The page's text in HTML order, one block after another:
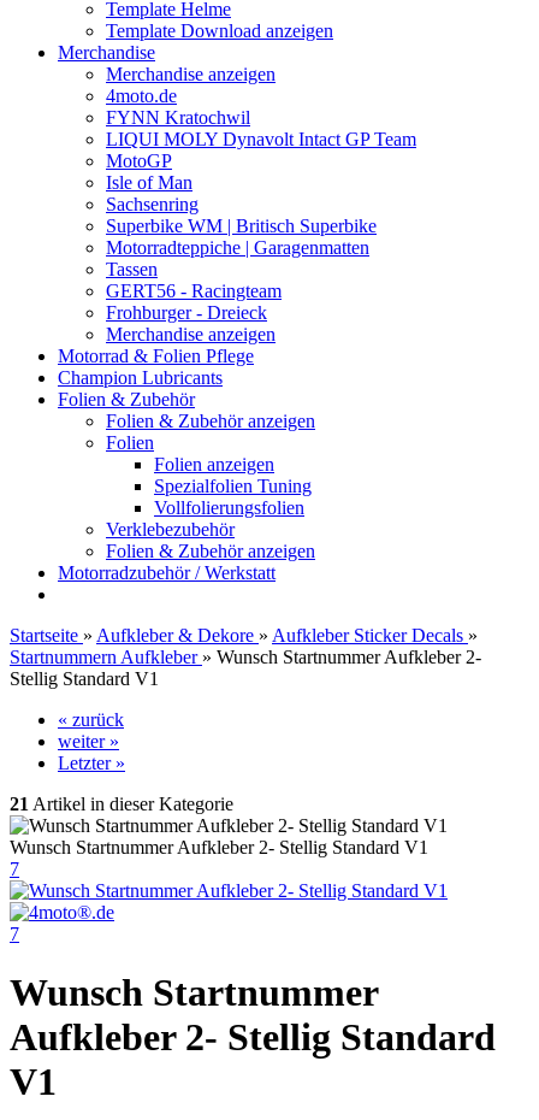
Template Helme
Template Download anzeigen
Merchandise
Merchandise anzeigen
4moto.de
FYNN Kratochwil
LIQUI MOLY Dynavolt Intact GP Team
MotoGP
Isle of Man
Sachsenring
Superbike WM | Britisch Superbike
Motorradteppiche | Garagenmatten
Tassen
GERT56 - Racingteam
Frohburger - Dreieck
Merchandise anzeigen
Motorrad & Folien Pflege
Champion Lubricants
Folien & Zubehör
Folien & Zubehör anzeigen
Folien
Folien anzeigen
Spezialfolien Tuning
Vollfolierungsfolien
Verklebezubehör
Folien & Zubehör anzeigen
Motorradzubehör / Werkstatt
Startseite » Aufkleber & Dekore » Aufkleber Sticker Decals »
Startnummern Aufkleber » Wunsch Startnummer Aufkleber 2-
Stellig Standard V1
« zurück
weiter »
Letzter »
21 Artikel in dieser Kategorie
Wunsch Startnummer Aufkleber 2- Stellig Standard V1
7
7
Wunsch Startnummer
Aufkleber 2- Stellig Standard
V1